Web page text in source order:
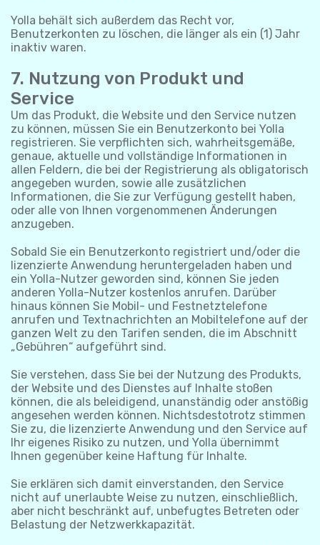
Yolla behält sich außerdem das Recht vor,
Benutzerkonten zu löschen, die länger als ein (1) Jahr
inaktiv waren.
7. Nutzung von Produkt und
Service
Um das Produkt, die Website und den Service nutzen
zu können, müssen Sie ein Benutzerkonto bei Yolla
registrieren. Sie verpflichten sich, wahrheitsgemäße,
genaue, aktuelle und vollständige Informationen in
allen Feldern, die bei der Registrierung als obligatorisch
angegeben wurden, sowie alle zusätzlichen
Informationen, die Sie zur Verfügung gestellt haben,
oder alle von Ihnen vorgenommenen Änderungen
anzugeben.
Sobald Sie ein Benutzerkonto registriert und/oder die
lizenzierte Anwendung heruntergeladen haben und
ein Yolla-Nutzer geworden sind, können Sie jeden
anderen Yolla-Nutzer kostenlos anrufen. Darüber
hinaus können Sie Mobil- und Festnetztelefone
anrufen und Textnachrichten an Mobiltelefone auf der
ganzen Welt zu den Tarifen senden, die im Abschnitt
„Gebühren“ aufgeführt sind.
Sie verstehen, dass Sie bei der Nutzung des Produkts,
der Website und des Dienstes auf Inhalte stoßen
können, die als beleidigend, unanständig oder anstößig
angesehen werden können. Nichtsdestotrotz stimmen
Sie zu, die lizenzierte Anwendung und den Service auf
Ihr eigenes Risiko zu nutzen, und Yolla übernimmt
Ihnen gegenüber keine Haftung für Inhalte.
Sie erklären sich damit einverstanden, den Service
nicht auf unerlaubte Weise zu nutzen, einschließlich,
aber nicht beschränkt auf, unbefugtes Betreten oder
Belastung der Netzwerkkapazität.